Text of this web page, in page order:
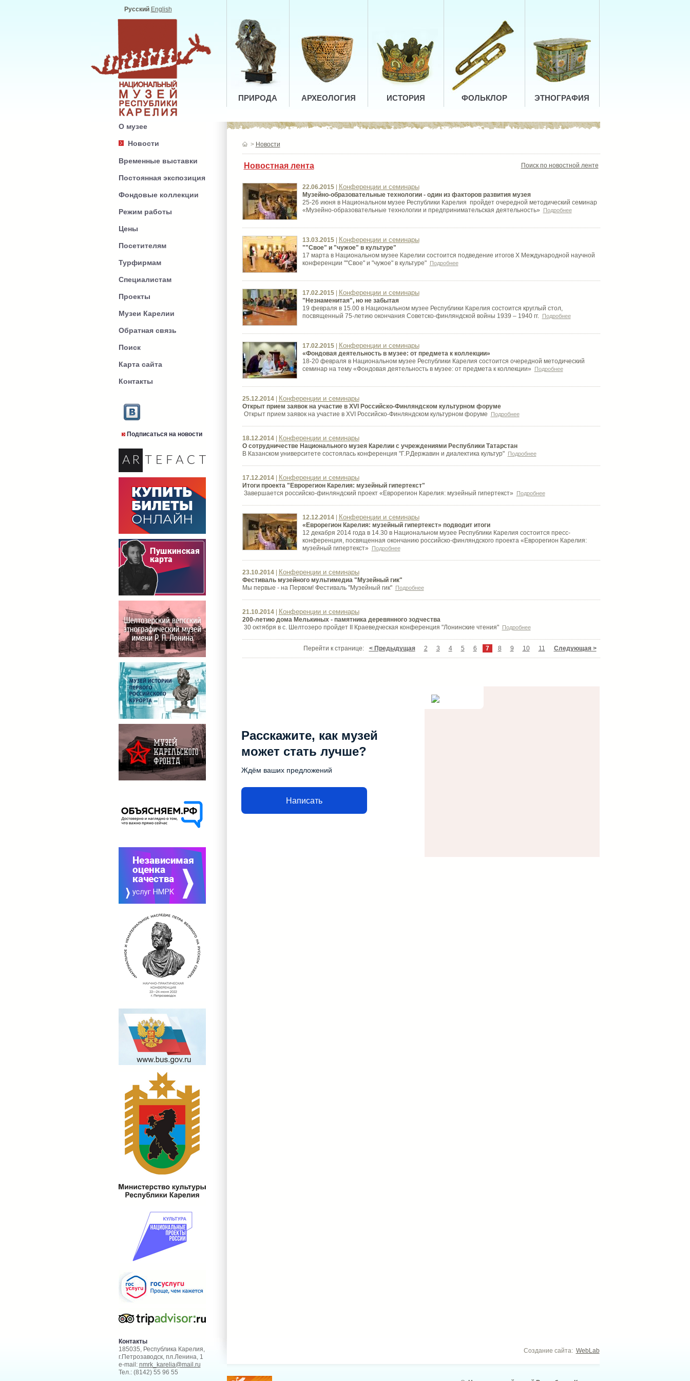
Русский English
ПРИРОДА АРХЕОЛОГИЯ ИСТОРИЯ ФОЛЬКЛОР ЭТНОГРАФИЯ
О музее
Новости
Временные выставки
Постоянная экспозиция
Фондовые коллекции
Режим работы
Цены
Посетителям
Турфирмам
Специалистам
Проекты
Музеи Карелии
Обратная связь
Поиск
Карта сайта
Контакты
Подписаться на новости
> Новости
Новостная лента Поиск по новостной ленте
22.06.2015| Конференции и семинары
Музейно-образовательные технологии - один из факторов развития музея
25-26 июня в Национальном музее Республики Карелия пройдет очередной методический семинар
«Музейно-образовательные технологии и предпринимательская деятельность»
Подробнее
13.03.2015| Конференции и семинары
""Свое" и "чужое" в культуре"
17 марта в Национальном музее Карелии состоится подведение итогов X Международной научной
конференции ""Свое" и "чужое" в культуре" Подробнее
17.02.2015| Конференции и семинары
"Незнаменитая", но не забытая
19 февраля в 15.00 в Национальном музее Республики Карелия состоится круглый стол,
посвященный 75-летию окончания Советско-финляндской войны 1939 – 1940 гг. Подробнее
17.02.2015| Конференции и семинары
«Фондовая деятельность в музее: от предмета к коллекции»
18-20 февраля в Национальном музее Республики Карелия состоится очередной методический
семинар на тему «Фондовая деятельность в музее: от предмета к коллекции»
Подробнее
25.12.2014| Конференции и семинары
Открыт прием заявок на участие в XVI Российско-Финляндском культурном форуме
Открыт прием заявок на участие в XVI Российско-Финляндском культурном форуме
Подробнее
18.12.2014| Конференции и семинары
О сотрудничестве Национального музея Карелии с учреждениями Республики Татарстан
В Казанском университете состоялась конференция "Г.Р.Державин и диалектика культур" Подробнее
17.12.2014| Конференции и семинары
Итоги проекта "Еврорегион Карелия: музейный гипертекст"
Завершается российско-финляндский проект «Еврорегион Карелия: музейный гипертекст»
Подробнее
12.12.2014| Конференции и семинары
«Еврорегион Карелия: музейный гипертекст» подводит итоги
12 декабря 2014 года в 14.30 в Национальном музее Республики Карелия состоится пресс-
конференция, посвященная окончанию российско-финляндского проекта «Еврорегион Карелия:
музейный гипертекст»
Подробнее
23.10.2014| Конференции и семинары
Фестиваль музейного мультимедиа "Музейный гик"
Мы первые - на Первом! Фестиваль "Музейный гик" Подробнее
21.10.2014| Конференции и семинары
200-летию дома Мелькиных - памятника деревянного зодчества
30 октября в с. Шелтозеро пройдет II Краеведческая конференция "Лонинские чтения" Подробнее
Перейти к странице: < Предыдущая 2 3 4 5 6 7 8 9 10 11 Следующая >
Расскажите, как музей
может стать лучше?
Ждём ваших предложений
Написать
Контакты
185035, Республика Карелия,
г.Петрозаводск, пл.Ленина, 1
e-mail: nmrk_karelia@mail.ru
Тел.: (8142) 55 96 55
Создание сайта: WebLab